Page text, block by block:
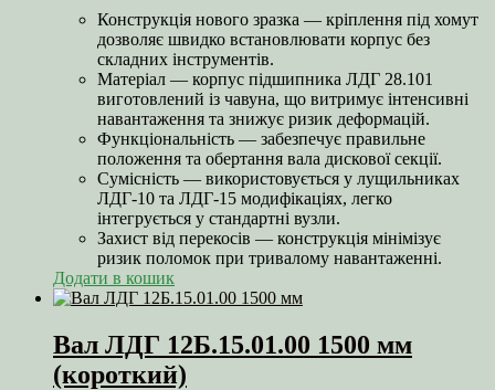
Конструкція нового зразка — кріплення під хомут
дозволяє швидко встановлювати корпус без
складних інструментів.
Матеріал — корпус підшипника ЛДГ 28.101
виготовлений із чавуна, що витримує інтенсивні
навантаження та знижує ризик деформацій.
Функціональність — забезпечує правильне
положення та обертання вала дискової секції.
Сумісність — використовується у лущильниках
ЛДГ-10 та ЛДГ-15 модифікаціях, легко
інтегрується у стандартні вузли.
Захист від перекосів — конструкція мінімізує
ризик поломок при тривалому навантаженні.
Додати в кошик
Вал ЛДГ 12Б.15.01.00 1500 мм
(короткий)